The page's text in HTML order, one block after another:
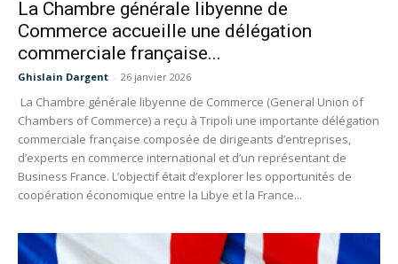
La Chambre générale libyenne de
Commerce accueille une délégation
commerciale française...
Ghislain Dargent - 26 janvier 2026
La Chambre générale libyenne de Commerce (General Union of
Chambers of Commerce) a reçu à Tripoli une importante délégation
commerciale française composée de dirigeants d’entreprises,
d’experts en commerce international et d’un représentant de
Business France. L’objectif était d’explorer les opportunités de
coopération économique entre la Libye et la France...